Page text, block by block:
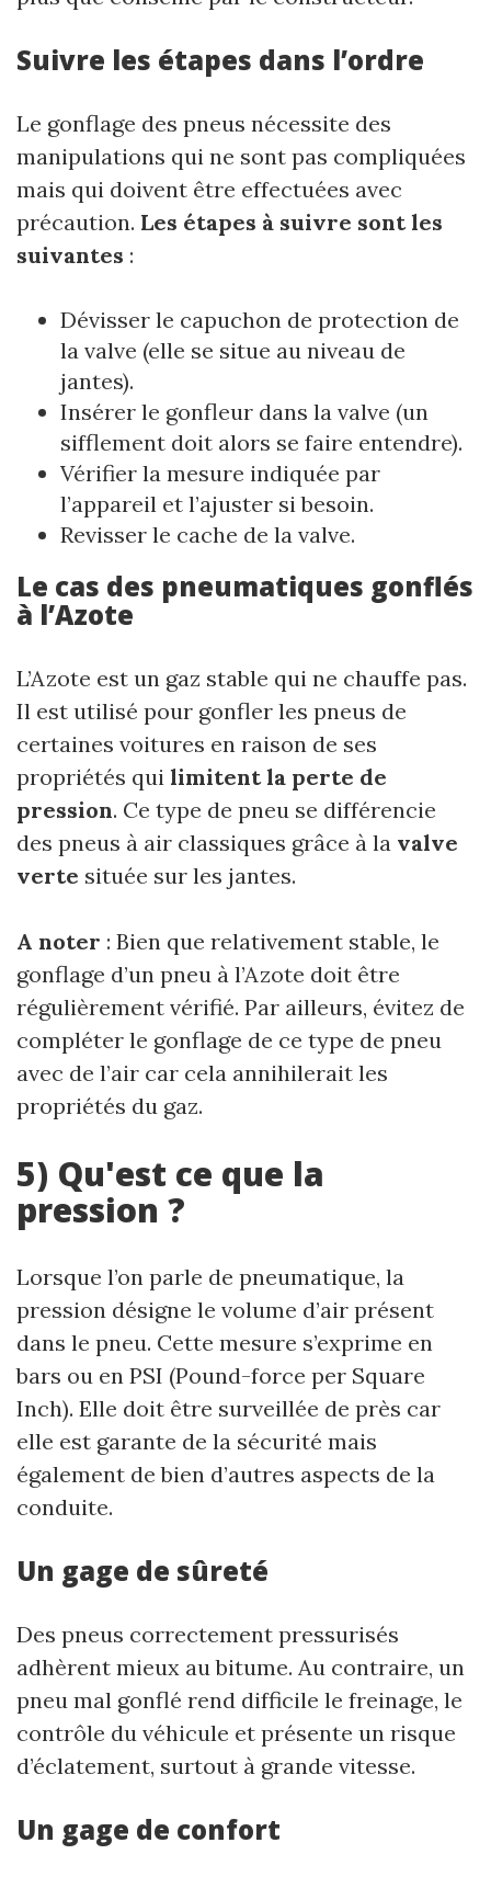
Suivre les étapes dans l’ordre
Le gonflage des pneus nécessite des
manipulations qui ne sont pas compliquées
mais qui doivent être effectuées avec
précaution. Les étapes à suivre sont les
suivantes :
Dévisser le capuchon de protection de
la valve (elle se situe au niveau de
jantes).
Insérer le gonfleur dans la valve (un
sifflement doit alors se faire entendre).
Vérifier la mesure indiquée par
l’appareil et l’ajuster si besoin.
Revisser le cache de la valve.
Le cas des pneumatiques gonflés
à l’Azote
L’Azote est un gaz stable qui ne chauffe pas.
Il est utilisé pour gonfler les pneus de
certaines voitures en raison de ses
propriétés qui limitent la perte de
pression. Ce type de pneu se différencie
des pneus à air classiques grâce à la valve
verte située sur les jantes.
A noter : Bien que relativement stable, le
gonflage d’un pneu à l’Azote doit être
régulièrement vérifié. Par ailleurs, évitez de
compléter le gonflage de ce type de pneu
avec de l’air car cela annihilerait les
propriétés du gaz.
5) Qu'est ce que la
pression ?
Lorsque l’on parle de pneumatique, la
pression désigne le volume d’air présent
dans le pneu. Cette mesure s’exprime en
bars ou en PSI (Pound-force per Square
Inch). Elle doit être surveillée de près car
elle est garante de la sécurité mais
également de bien d’autres aspects de la
conduite.
Un gage de sûreté
Des pneus correctement pressurisés
adhèrent mieux au bitume. Au contraire, un
pneu mal gonflé rend difficile le freinage, le
contrôle du véhicule et présente un risque
d’éclatement, surtout à grande vitesse.
Un gage de confort